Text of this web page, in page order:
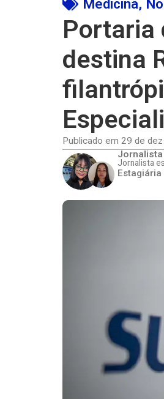
Medicina,
Portaria
destina
Publicado em 29 de
Jornalista